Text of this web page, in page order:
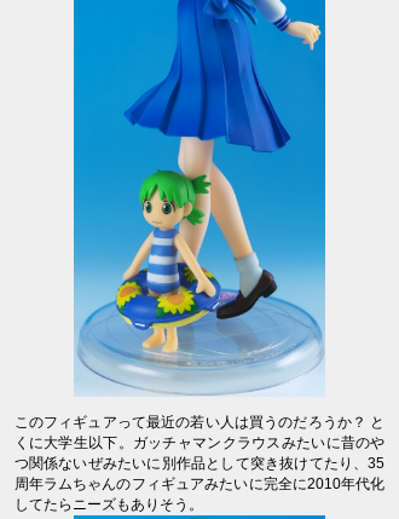
このフィギュアって最近の若い人は買うのだろうか？ と
くに大学生以下。ガッチャマンクラウスみたいに昔のや
つ関係ないぜみたいに別作品として突き抜けてたり、35
周年ラムちゃんのフィギュアみたいに完全に2010年代化
してたらニーズもありそう。